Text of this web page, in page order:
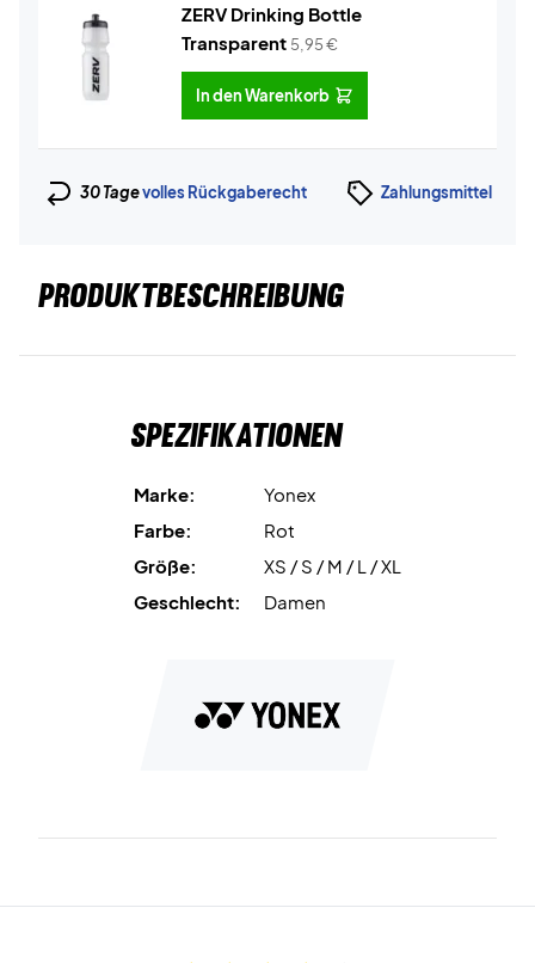
ZERV Drinking Bottle
Transparent 5,95€
In den Warenkorb
30 Tagevolles Rückgaberecht Zahlungsmittel
PRODUKTBESCHREIBUNG
Spezifikationen
Marke:
Yonex
Farbe:
Rot
Größe:
XS / S / M / L / XL
Geschlecht:
Damen